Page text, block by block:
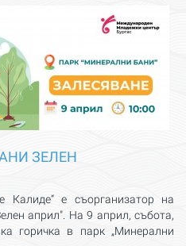
ЗЕЛЕН
Калиде“ е съорганизатор на
април". На 9 април, събота,
горичка в парк „Минерални